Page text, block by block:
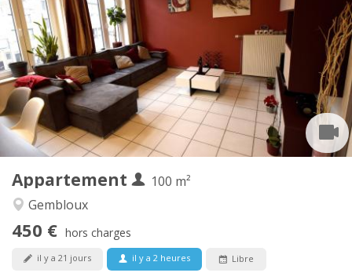
Appartement
100 m²
Gembloux
450 € hors charges
il y a 21 jours il y a 2 heures Libre
450 €
Charges:
150 €
Durée:
12 mois, 11 mois, 10 mois, 5-6 mois
Domiciliation:
Sous conditions
Aménagement
Salle de bain:
Commune
Cuisine:
Commune
Superficie:
100 m
2
Pièces privées:
Chaleureuse, calme, communautaire,
Animaux de compagnie: